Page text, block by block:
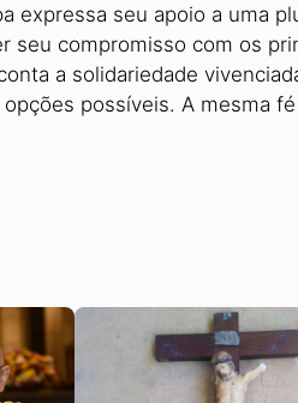
expressa seu apoio a uma
seu compromisso com os
a solidariedade
possíveis. A mesma